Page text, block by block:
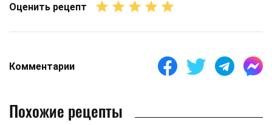
Оценить рецепт
Комментарии
Похожие рецепты